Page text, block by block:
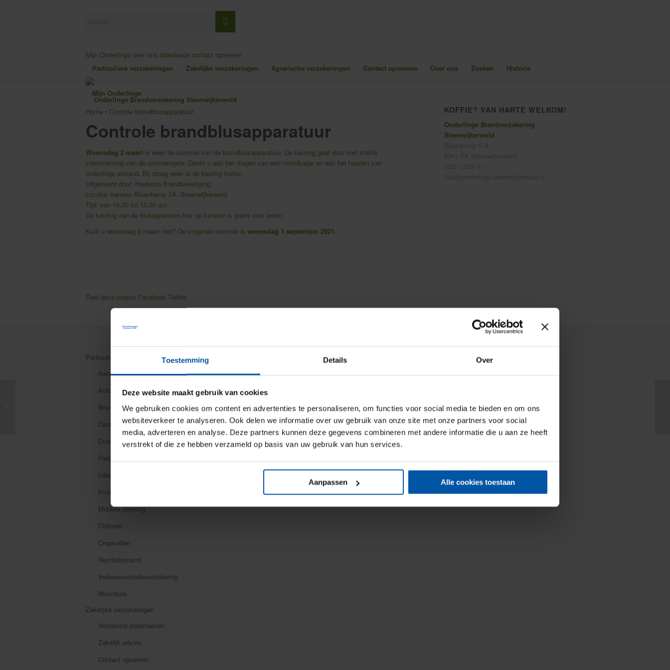
Toestemming Details Over
Deze website maakt gebruik van cookies
We gebruiken cookies om content en advertenties te personaliseren, om functies voor social media te bieden en om ons
websiteverkeer te analyseren. Ook delen we informatie over uw gebruik van onze site met onze partners voor social
media, adverteren en analyse. Deze partners kunnen deze gegevens combineren met andere informatie die u aan ze heeft
verstrekt of die ze hebben verzameld op basis van uw gebruik van hun services.
Aanpassen Alle cookies toestaan
Mijn Onderlinge over ons downloads contact opnemen
Particuliere verzekeringen
Zakelijke verzekeringen Agrarische verzekeringen Contact opnemen Over ons Zoeken Historie
Mijn Onderlinge
Home • Controle brandblusapparatuur
Controle brandblusapparatuur
Woensdag 3 maart is weer de controle van de brandblusapparatuur. De keuring gaat door met strikte
inachtneming van de coronaregels. Denkt u aan het dragen van een mondkapje en aan het houden van
onderlinge afstand. Bij droog weer is de keuring buiten.
Uitgevoerd door: Hoekstra Brandbeveiliging.
Locatie: kantoor Blaankamp 5A, Steenwijkerwold
Tijd: van 10.00 tot 15.00 uur.
De keuring van de blusapparaten hier op kantoor is gratis voor leden.
Kunt u woensdag 3 maart niet? De volgende controle is woensdag 1 september 2021.
Deel deze pagina Facebook Twitter
KOFFIE? VAN HARTE WELKOM!
Onderlinge Brandverzekering
Steenwijkerwold
Particuliere verzekeringen
Aansprakelijkheid
Auto
Bromfiets
Caravan
Doorlopende reis
Fiets
Inboedel
Kostbaarheden
Mobiele dekking
Oldtimer
Ongevallen
Rechtsbijstand
Verkeersschadeverzekering
Woonhuis
Zakelijke verzekeringen
Verzekerd ondernemen
Zakelijk advies
Contact opnemen